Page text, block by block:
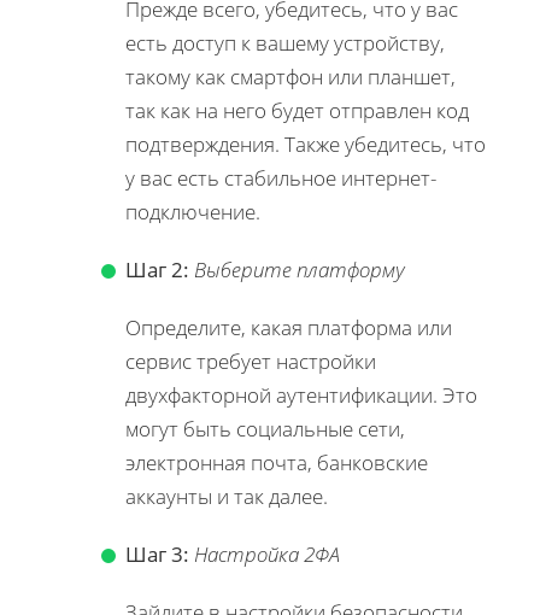
Прежде всего, убедитесь, что у вас
есть доступ к вашему устройству,
такому как смартфон или планшет,
так как на него будет отправлен код
подтверждения. Также убедитесь, что
у вас есть стабильное интернет-
подключение.
Шаг 2: Выберите платформу
Определите, какая платформа или
сервис требует настройки
двухфакторной аутентификации. Это
могут быть социальные сети,
электронная почта, банковские
аккаунты и так далее.
Шаг 3: Настройка 2ФА